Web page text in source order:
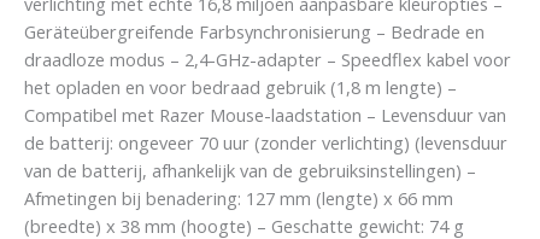
Geräteübergreifende Farbsynchronisierung – Bedrade en
draadloze modus – 2,4-GHz-adapter – Speedflex kabel voor
het opladen en voor bedraad gebruik (1,8 m lengte) –
Compatibel met Razer Mouse-laadstation – Levensduur van
de batterij: ongeveer 70 uur (zonder verlichting) (levensduur
van de batterij, afhankelijk van de gebruiksinstellingen) –
Afmetingen bij benadering: 127 mm (lengte) x 66 mm
(breedte) x 38 mm (hoogte) – Geschatte gewicht: 74 g